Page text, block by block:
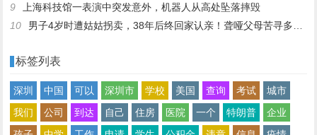
9
上海科技馆一表演中突发意外，机器人从高处坠落摔毁
10
男子4岁时遭姑姑拐卖，38年后终回家认亲！聋哑父母苦寻多年，母亲已抱憾离世丨红星寻人
标签列表
深圳 中国 可以 深圳市 学校 美国 查询 考试
城市
我们
公司 到达 自己 住房 医院 一个 特朗普
企业